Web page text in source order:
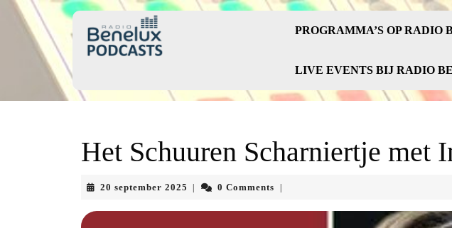
Skip
PROGRAMMA’S OP RADIO
LIVE EVENTS BIJ RADIO
Het Schuuren Scharniertje met
20 september 2025 20
2025
0 Comments